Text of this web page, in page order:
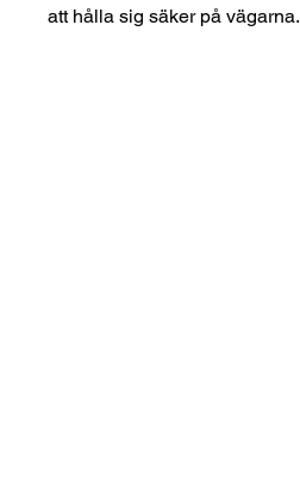
att hålla sig säker på vägarna.